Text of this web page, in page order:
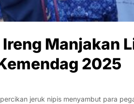
Manjakan
2025
jeruk nipis menyambut para